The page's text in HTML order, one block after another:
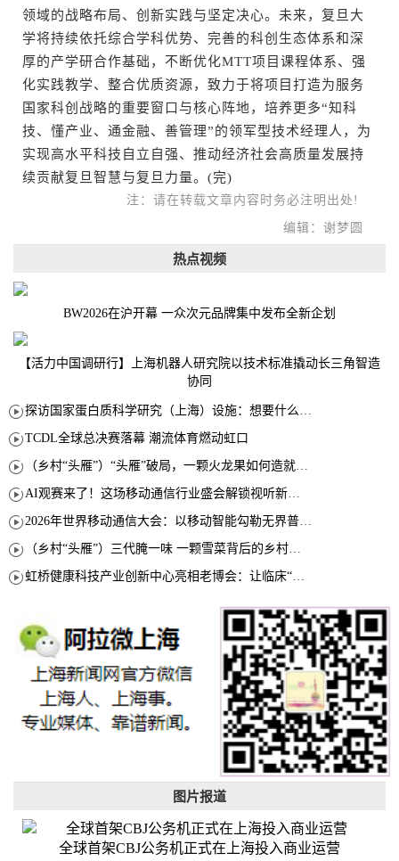
领域的战略布局、创新实践与坚定决心。未来，复旦大
学将持续依托综合学科优势、完善的科创生态体系和深
厚的产学研合作基础，不断优化MTT项目课程体系、强
化实践教学、整合优质资源，致力于将项目打造为服务
国家科创战略的重要窗口与核心阵地，培养更多“知科
技、懂产业、通金融、善管理”的领军型技术经理人，为
实现高水平科技自立自强、推动经济社会高质量发展持
续贡献复旦智慧与复旦力量。(完)
注：请在转载文章内容时务必注明出处!
编辑：谢梦圆
热点视频
BW2026在沪开幕 一众次元品牌集中发布全新企划
【活力中国调研行】上海机器人研究院以技术标准撬动长三角智造
协同
TCDL全球总决赛落幕 潮流体育燃动虹口
图片报道
全球首架CBJ公务机正式在上海投入商业运营